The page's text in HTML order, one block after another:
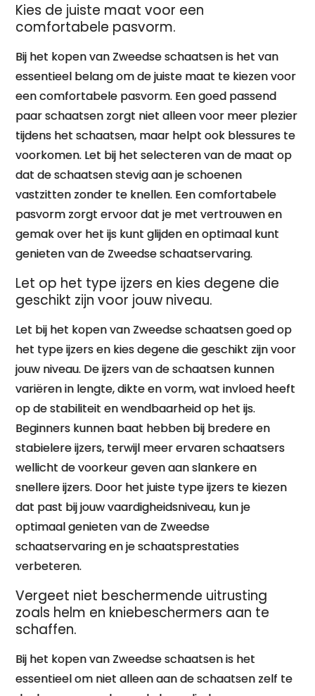
Kies de juiste maat voor een
comfortabele pasvorm.
Bij het kopen van Zweedse schaatsen is het van
essentieel belang om de juiste maat te kiezen voor
een comfortabele pasvorm. Een goed passend
paar schaatsen zorgt niet alleen voor meer plezier
tijdens het schaatsen, maar helpt ook blessures te
voorkomen. Let bij het selecteren van de maat op
dat de schaatsen stevig aan je schoenen
vastzitten zonder te knellen. Een comfortabele
pasvorm zorgt ervoor dat je met vertrouwen en
gemak over het ijs kunt glijden en optimaal kunt
genieten van de Zweedse schaatservaring.
Let op het type ijzers en kies degene die
geschikt zijn voor jouw niveau.
Let bij het kopen van Zweedse schaatsen goed op
het type ijzers en kies degene die geschikt zijn voor
jouw niveau. De ijzers van de schaatsen kunnen
variëren in lengte, dikte en vorm, wat invloed heeft
op de stabiliteit en wendbaarheid op het ijs.
Beginners kunnen baat hebben bij bredere en
stabielere ijzers, terwijl meer ervaren schaatsers
wellicht de voorkeur geven aan slankere en
snellere ijzers. Door het juiste type ijzers te kiezen
dat past bij jouw vaardigheidsniveau, kun je
optimaal genieten van de Zweedse
schaatservaring en je schaatsprestaties
verbeteren.
Vergeet niet beschermende uitrusting
zoals helm en kniebeschermers aan te
schaffen.
Bij het kopen van Zweedse schaatsen is het
essentieel om niet alleen aan de schaatsen zelf te